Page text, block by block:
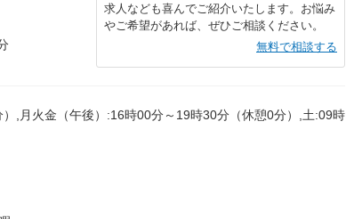
求人なども喜んでご紹介いたします。お悩み
やご希望があれば、ぜひご相談ください。
無料で相談する
,月火金（午後）:16時00分～19時30分（休憩0分）,土:09時